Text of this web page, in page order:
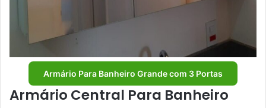
Armário Para Banheiro Grande com 3 Portas
Armário Central Para Banheiro